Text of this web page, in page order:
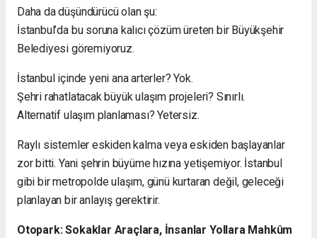
Daha da düşündürücü olan şu:
İstanbul’da bu soruna kalıcı çözüm üreten bir Büyükşehir
Belediyesi göremiyoruz.
İstanbul içinde yeni ana arterler? Yok.
Şehri rahatlatacak büyük ulaşım projeleri? Sınırlı.
Alternatif ulaşım planlaması? Yetersiz.
Raylı sistemler eskiden kalma veya eskiden başlayanlar
zor bitti. Yani şehrin büyüme hızına yetişemiyor. İstanbul
gibi bir metropolde ulaşım, günü kurtaran değil, geleceği
planlayan bir anlayış gerektirir.
Otopark: Sokaklar Araçlara, İnsanlar Yollara Mahkûm